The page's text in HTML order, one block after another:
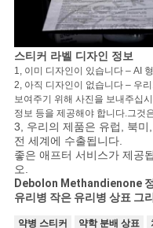
스티커 라벨 디자인 정보
1, 이미 디자인이 있습니다 – AI
2, 아직 디자인이 없습니다 – 우
보여주기 위해 사진을 보내주십
정보 등을 제공해야 합니다.그것
3, 우리의 제품은 유럽, 북미
전 세계에 수출됩니다.
좋은 애프터 서비스가 제공
오.
Debolon Methandienone
유리병 작은 유리병 상표 그
약병 스티커 약학 분배 상표